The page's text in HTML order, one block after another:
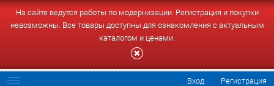
На сайте ведутся работы по модернизации. Регистрация и покупки
невозможны. Все товары доступны для ознакомления с актуальным
каталогом и ценами.
Вход Регистрация